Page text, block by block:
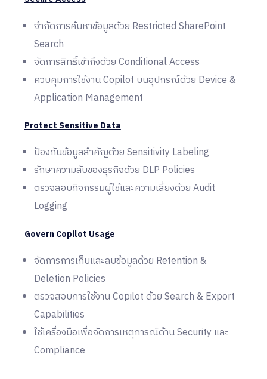
จำกัดการค้นหาข้อมูลด้วย Restricted SharePoint
Search
จัดการสิทธิ์เข้าถึงด้วย Conditional Access
ควบคุมการใช้งาน Copilot บนอุปกรณ์ด้วย Device &
Application Management
Protect Sensitive Data
ป้องกันข้อมูลสำคัญด้วย Sensitivity Labeling
รักษาความลับของธุรกิจด้วย DLP Policies
ตรวจสอบกิจกรรมผู้ใช้และความเสี่ยงด้วย Audit
Logging
Govern Copilot Usage
จัดการการเก็บและลบข้อมูลด้วย Retention &
Deletion Policies
ตรวจสอบการใช้งาน Copilot ด้วย Search & Export
Capabilities
ใช้เครื่องมือเพื่อจัดการเหตุการณ์ด้าน Security และ
Compliance